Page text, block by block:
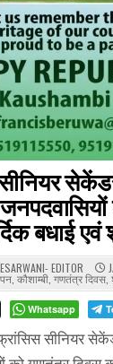
बधाई
EDITOR
, कौशाम्बी,गणतंत्र दिवस,
Whatsapp
सीनियर